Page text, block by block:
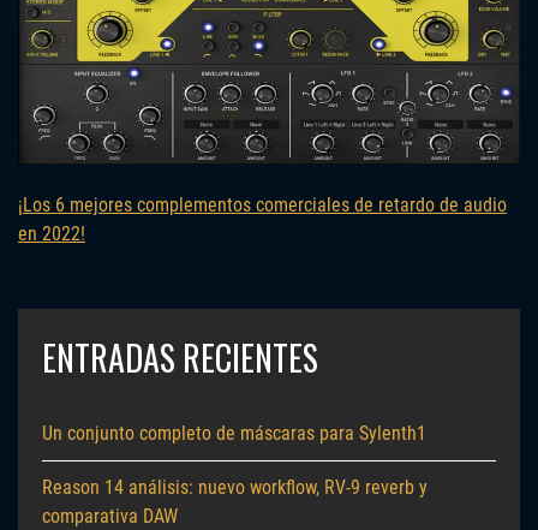
¡Los 6 mejores complementos comerciales de retardo de audio
en 2022!
ENTRADAS RECIENTES
Un conjunto completo de máscaras para Sylenth1
Reason 14 análisis: nuevo workflow, RV-9 reverb y
comparativa DAW